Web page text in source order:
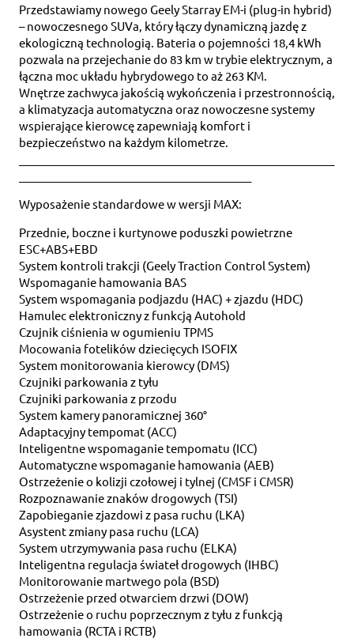
Przedstawiamy nowego Geely Starray EM-i (plug-in hybrid)
– nowoczesnego SUVa, który łączy dynamiczną jazdę z
ekologiczną technologią. Bateria o pojemności 18,4 kWh
pozwala na przejechanie do 83 km w trybie elektrycznym, a
łączna moc układu hybrydowego to aż 263 KM.
Wnętrze zachwyca jakością wykończenia i przestronnością,
a klimatyzacja automatyczna oraz nowoczesne systemy
wspierające kierowcę zapewniają komfort i
bezpieczeństwo na każdym kilometrze.
Wyposażenie standardowe w wersji MAX:
Przednie, boczne i kurtynowe poduszki powietrzne
ESC+ABS+EBD
System kontroli trakcji (Geely Traction Control System)
Wspomaganie hamowania BAS
System wspomagania podjazdu (HAC) + zjazdu (HDC)
Hamulec elektroniczny z funkcją Autohold
Czujnik ciśnienia w ogumieniu TPMS
Mocowania fotelików dziecięcych ISOFIX
System monitorowania kierowcy (DMS)
Czujniki parkowania z tyłu
Czujniki parkowania z przodu
System kamery panoramicznej 360°
Adaptacyjny tempomat (ACC)
Inteligentne wspomaganie tempomatu (ICC)
Automatyczne wspomaganie hamowania (AEB)
Ostrzeżenie o kolizji czołowej i tylnej (CMSF i CMSR)
Rozpoznawanie znaków drogowych (TSI)
Zapobieganie zjazdowi z pasa ruchu (LKA)
Asystent zmiany pasa ruchu (LCA)
System utrzymywania pasa ruchu (ELKA)
Inteligentna regulacja świateł drogowych (IHBC)
Monitorowanie martwego pola (BSD)
Ostrzeżenie przed otwarciem drzwi (DOW)
Ostrzeżenie o ruchu poprzecznym z tyłu z funkcją
hamowania (RCTA i RCTB)